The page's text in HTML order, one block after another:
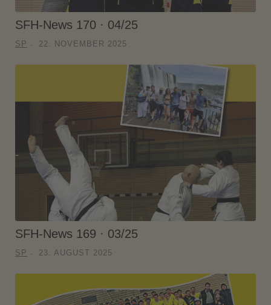
SFH-News 170 · 04/25
SP 22. NOVEMBER 2025
SFH-News 169 · 03/25
SP 23. AUGUST 2025